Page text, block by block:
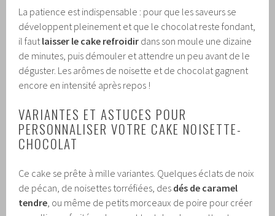
La patience est indispensable : pour que les saveurs se
développent pleinement et que le chocolat reste fondant,
il faut laisser le cake refroidir dans son moule une dizaine
de minutes, puis démouler et attendre un peu avant de le
déguster. Les arômes de noisette et de chocolat gagnent
encore en intensité après repos !
VARIANTES ET ASTUCES POUR
PERSONNALISER VOTRE CAKE NOISETTE-
CHOCOLAT
Ce cake se prête à mille variantes. Quelques éclats de noix
de pécan, de noisettes torréfiées, des dés de caramel
tendre , ou même de petits morceaux de poire pour créer